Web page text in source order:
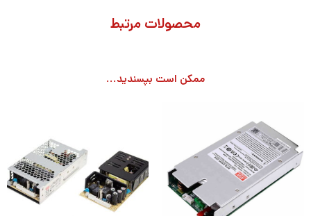
محصولات مرتبط
ممکن است بپسندید...